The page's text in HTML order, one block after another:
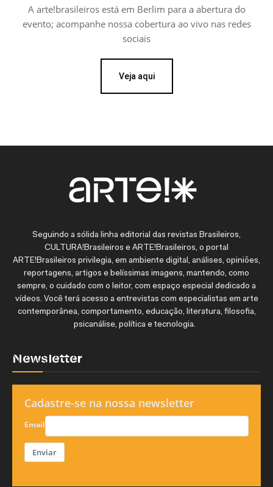
A arte!brasileiros está em Berlim para a abertura do
evento; acompanhe nossa cobertura ao vivo nas redes
sociais
Veja aqui
Seguindo a sólida linha editorial das revistas Brasileiros,
CULTURA!Brasileiros e ARTE!Brasileiros, o portal
ARTE!Brasileiros privilegia, em ambiente digital, análises, opiniões,
reportagens, artigos e belíssimas imagens, mantendo, como
sempre, o cuidado com o leitor, com espaço especial dedicado a
vídeos. Você terá acesso a entrevistas com especialistas em arte
contemporânea, comportamento, educação, literatura, filosofia,
psicanálise, política e tecnologia.
Newsletter
Cadastre-se na nossa newsletter
Email
Enviar